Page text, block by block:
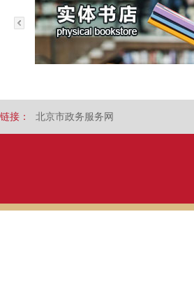
链接： 北京市政务服务网